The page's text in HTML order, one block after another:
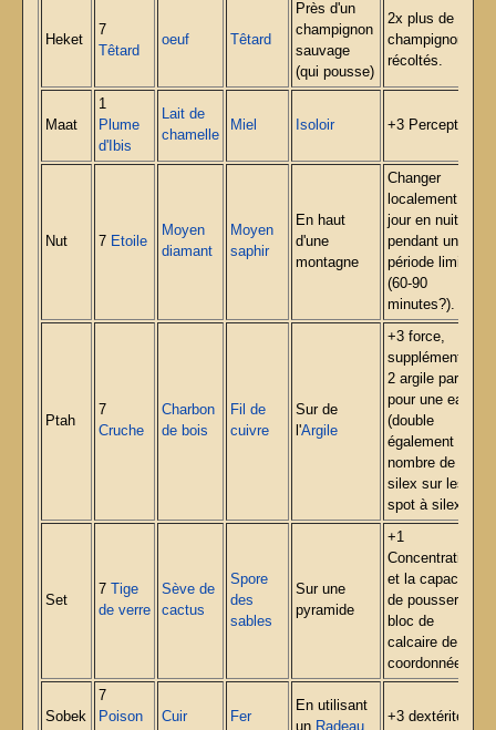
Heket
7
Têtard
oeuf Têtard
Près d'un
champignon
sauvage
(qui pousse)
2x plus de
champignons
récoltés.
Maat
1
Plume
d'Ibis
Lait de
chamelle
Miel Isoloir +3 Perception.
Nut 7 Etoile
Moyen
diamant
Moyen
saphir
En haut
d'une
montagne
Changer
localement le
jour en nuit
pendant une
période limitée
(60-90
minutes?).
Ptah
7
Cruche
Charbon
de bois
Fil de
cuivre
Sur de
l'Argile
+3 force,
supplément de
2 argile par clic
pour une eau
(double
également le
nombre de
silex sur les
spot à silex).
Set
7
Tige
de verre
Sève de
cactus
Spore
des
sables
Sur une
pyramide
+1
Concentration
et la capacité
de pousser un
bloc de
calcaire de 10
coordonnées.
Sobek
7
Poison
Cuir Fer
En utilisant
un Radeau
+3 dextérité.